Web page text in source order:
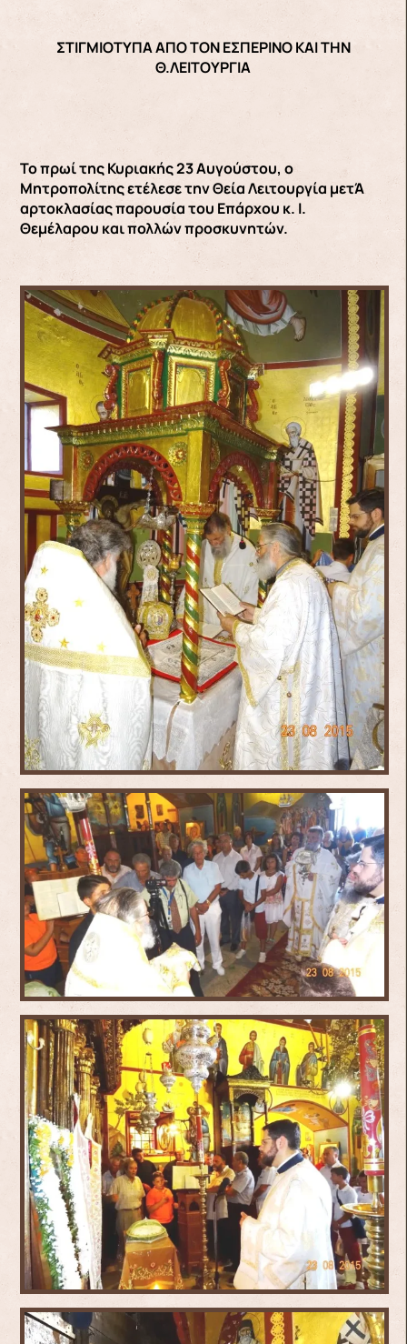
ΣΤΙΓΜΙΟΤΥΠΑ ΑΠΟ ΤΟΝ ΕΣΠΕΡΙΝΟ ΚΑΙ ΤΗΝ
Θ.ΛΕΙΤΟΥΡΓΙΑ
Το πρωί της Κυριακής 23 Αυγούστου, ο
Μητροπολίτης ετέλεσε την Θεία Λειτουργία μετΆ
αρτοκλασίας παρουσία του Επάρχου κ. Ι.
Θεμέλαρου και πολλών προσκυνητών.